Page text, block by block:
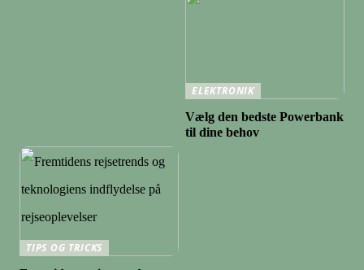
ELEKTRONIK
Vælg den bedste Powerbank
til dine behov
TIPS OG TRICKS